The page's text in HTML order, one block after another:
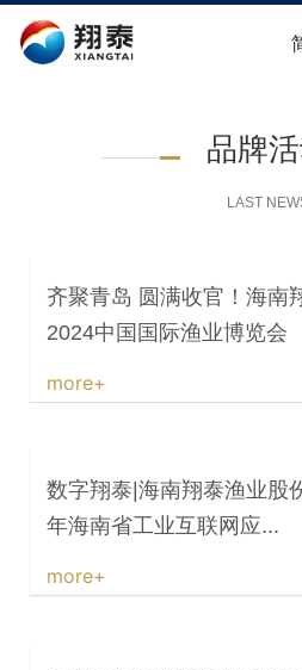
品牌
LAST
齐聚青岛 圆满收官！海南
2024中国国际渔业博览会
more+
数字翔泰|海南翔泰渔业股
年海南省工业互联网应...
more+